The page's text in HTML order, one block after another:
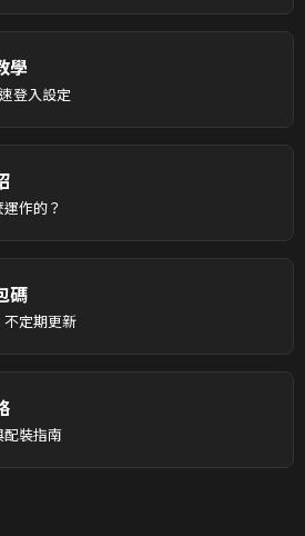
學
登入設定
作的？
碼
定期更新
裝指南